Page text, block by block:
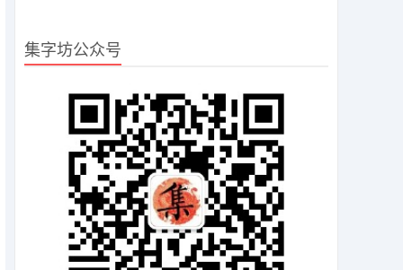
集字坊公众号